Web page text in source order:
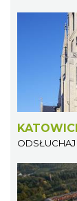
ODSŁUCHAJ